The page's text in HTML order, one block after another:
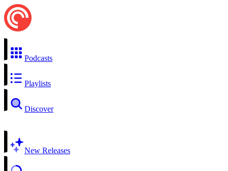
Podcasts
Playlists
Discover
New Releases